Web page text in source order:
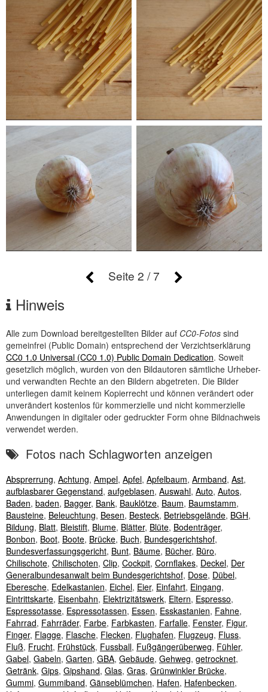
Seite 2 / 7
Hinweis
Alle zum Download bereitgestellten Bilder auf CC0-Fotos sind
gemeinfrei (Public Domain) entsprechend der Verzichtserklärung
CC0 1.0 Universal (CC0 1.0) Public Domain Dedication. Soweit
gesetzlich möglich, wurden von den Bildautoren sämtliche Urheber-
und verwandten Rechte an den Bildern abgetreten. Die Bilder
unterliegen damit keinem Kopierrecht und können verändert oder
unverändert kostenlos für kommerzielle und nicht kommerzielle
Anwendungen in digitaler oder gedruckter Form ohne Bildnachweis
verwendet werden.
Fotos nach Schlagworten anzeigen
Absprerrung, Achtung, Ampel, Apfel, Apfelbaum, Armband, Ast,
aufblasbarer Gegenstand, aufgeblasen, Auswahl, Auto, Autos,
Baden, baden, Bagger, Bank, Bauklötze, Baum, Baumstamm,
Bausteine, Beleuchtung, Besen, Besteck, Betriebsgelände, BGH,
Bildung, Blatt, Bleistift, Blume, Blätter, Blüte, Bodenträger,
Bonbon, Boot, Boote, Brücke, Buch, Bundesgerichtshof,
Bundesverfassungsgericht, Bunt, Bäume, Bücher, Büro,
Chilischote, Chilischoten, Clip, Cockpit, Cornflakes, Deckel, Der
Generalbundesanwalt beim Bundesgerichtshof, Dose, Dübel,
Eberesche, Edelkastanien, Eichel, Eier, Einfahrt, Eingang,
Eintrittskarte, Eisenbahn, Elektrizitätswerk, Eltern, Espresso,
Espressotasse, Espressotassen, Essen, Esskastanien, Fahne,
Fahrrad, Fahrräder, Farbe, Farbkasten, Farfalle, Fenster, Figur,
Finger, Flagge, Flasche, Flecken, Flughafen, Flugzeug, Fluss,
Fluß, Frucht, Frühstück, Fussball, Fußgängerüberweg, Fühler,
Gabel, Gabeln, Garten, GBA, Gebäude, Gehweg, getrocknet,
Getränk, Gips, Gipshand, Glas, Gras, Grünwinkler Brücke,
Gummi, Gummiband, Gänseblümchen, Hafen, Hafenbecken,